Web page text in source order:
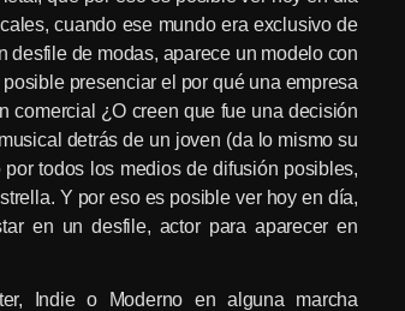
cuando ese mundo era exclusivo de
desfile de modas, aparece un modelo con
presenciar el por qué una empresa
comercial ¿O creen que fue una decisión
detrás de un joven (da lo mismo su
todos los medios de difusión posibles,
Y por eso es posible ver hoy en día,
en un desfile, actor para aparecer en
Indie o Moderno en alguna marcha